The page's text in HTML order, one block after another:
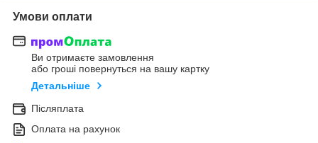
Умови оплати
Ви отримаєте замовлення
або гроші повернуться на вашу картку
Детальніше
Післяплата
Оплата на рахунок